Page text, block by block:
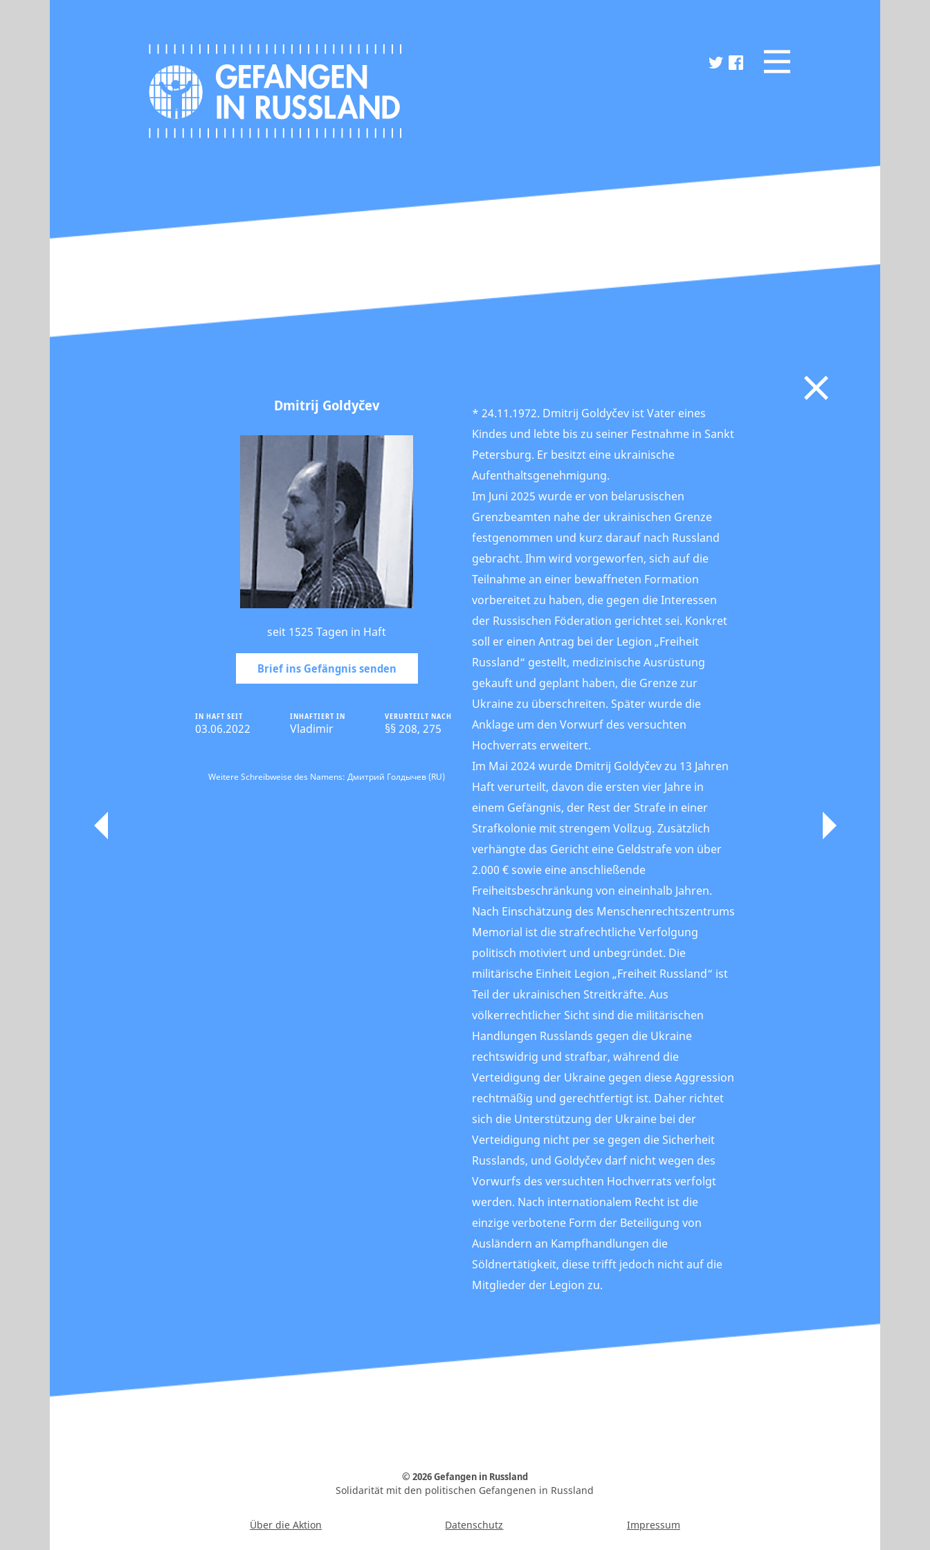
Dmitrij Goldyčev
seit 1525 Tagen in Haft
Brief ins Gefängnis senden
IN HAFT SEIT
03.06.2022
INHAFTIERT IN
Vladimir
VERURTEILT NACH
§§ 208, 275
Weitere Schreibweise des Namens: Дмитрий Голдычев (RU)
* 24.11.1972. Dmitrij Goldyčev ist Vater eines
Kindes und lebte bis zu seiner Festnahme in Sankt
Petersburg. Er besitzt eine ukrainische
Aufenthaltsgenehmigung.
Im Juni 2025 wurde er von belarusischen
Grenzbeamten nahe der ukrainischen Grenze
festgenommen und kurz darauf nach Russland
gebracht. Ihm wird vorgeworfen, sich auf die
Teilnahme an einer bewaffneten Formation
vorbereitet zu haben, die gegen die Interessen
der Russischen Föderation gerichtet sei. Konkret
soll er einen Antrag bei der Legion „Freiheit
Russland“ gestellt, medizinische Ausrüstung
gekauft und geplant haben, die Grenze zur
Ukraine zu überschreiten. Später wurde die
Anklage um den Vorwurf des versuchten
Hochverrats erweitert.
Im Mai 2024 wurde Dmitrij Goldyčev zu 13 Jahren
Haft verurteilt, davon die ersten vier Jahre in
einem Gefängnis, der Rest der Strafe in einer
Strafkolonie mit strengem Vollzug. Zusätzlich
verhängte das Gericht eine Geldstrafe von über
2.000 € sowie eine anschließende
Freiheitsbeschränkung von eineinhalb Jahren.
Nach Einschätzung des Menschenrechtszentrums
Memorial ist die strafrechtliche Verfolgung
politisch motiviert und unbegründet. Die
militärische Einheit Legion „Freiheit Russland“ ist
Teil der ukrainischen Streitkräfte. Aus
völkerrechtlicher Sicht sind die militärischen
Handlungen Russlands gegen die Ukraine
rechtswidrig und strafbar, während die
Verteidigung der Ukraine gegen diese Aggression
rechtmäßig und gerechtfertigt ist. Daher richtet
sich die Unterstützung der Ukraine bei der
Verteidigung nicht per se gegen die Sicherheit
Russlands, und Goldyčev darf nicht wegen des
Vorwurfs des versuchten Hochverrats verfolgt
werden. Nach internationalem Recht ist die
einzige verbotene Form der Beteiligung von
Ausländern an Kampfhandlungen die
Söldnertätigkeit, diese trifft jedoch nicht auf die
Mitglieder der Legion zu.
© 2026 Gefangen in Russland
Solidarität mit den politischen Gefangenen in Russland
Über die Aktion Datenschutz Impressum